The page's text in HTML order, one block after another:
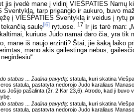
jis įvedė mane į vidinį VIEŠPATIES Namų
Šventyklą, tarp prieangio ir aukuro, buvo
į VIEŠPATIES Šventyklą ir veidus į rytų
saulę[i6] rytuose. 17 Ir jis tarė man:
kuriuos Judo namai daro čia, yra tik
mane iš naujo erzinti? Štai, jie šaką laiko
mano akis gailestinga nebus,
stabas ... žadina pavydą: statula, kuri skatina
statula, pastatyta nedorojo Judo karaliaus
Jošijo pašalinta (žr. 2 Kar 23,6). Atrodo, kad ji buvo
stabas ... žadina pavydą: statula, kuri skatina
statula, pastatyta nedorojo Judo karaliaus